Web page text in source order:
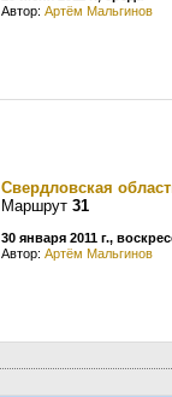
Автор: Артём Мальгинов
Свердловская
Маршрут 31
30 января 2011 г.,
Автор: Артём Мальгинов